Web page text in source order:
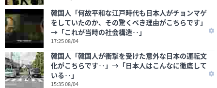
韓国人「何故平和な江戸時代も日本人がチョンマゲ
をしていたのか、その驚くべき理由がこちらです」
→「これが当時の社会構造‥」
17:25 08/04
韓国人「韓国人が衝撃を受けた意外な日本の運転文
化がこちらです‥」→「日本人はこんなに徹底して
いる‥」
15:35 08/04